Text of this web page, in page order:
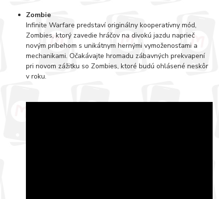
Zombie
Infinite Warfare predstaví originálny kooperatívny mód,
Zombies, ktorý zavedie hráčov na divokú jazdu naprieč
novým príbehom s unikátnym hernými vymoženosťami a
mechanikami. Očakávajte hromadu zábavných prekvapení
pri novom zážitku so Zombies, ktoré budú ohlásené neskôr
v roku.